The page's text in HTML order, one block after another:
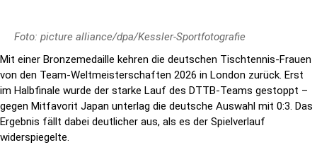
Foto: picture alliance/dpa/Kessler-Sportfotografie
Mit einer Bronzemedaille kehren die deutschen Tischtennis-Frauen
von den Team-Weltmeisterschaften 2026 in London zurück. Erst
im Halbfinale wurde der starke Lauf des DTTB-Teams gestoppt –
gegen Mitfavorit Japan unterlag die deutsche Auswahl mit 0:3. Das
Ergebnis fällt dabei deutlicher aus, als es der Spielverlauf
widerspiegelte.